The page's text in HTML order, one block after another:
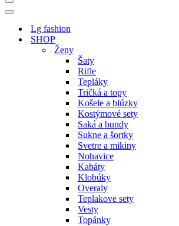
Menu
navigácie
Menu
navigácieLg fashion
SHOP
Ženy
Šaty
Rifle
Tepláky
Tričká a topy
Košele a blúzky
Kostýmové sety
Saká a bundy
Sukne a šortky
Svetre a mikiny
Nohavice
Kabáty
Klobúky
Overaly
Teplakove sety
Vesty
Topánky